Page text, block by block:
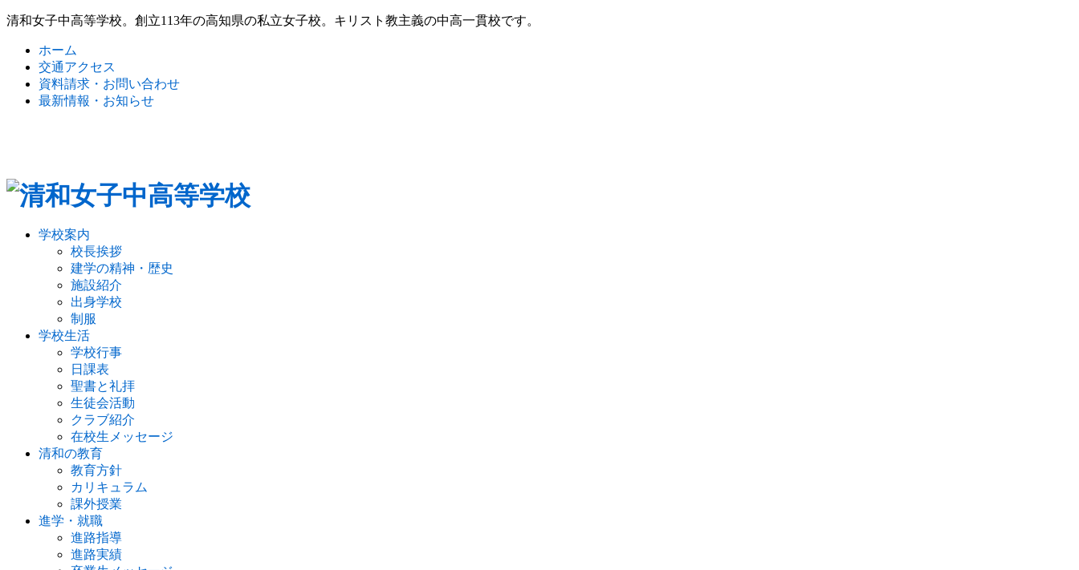
清和女子中高等学校。創立113年の高知県の私立女子校。キリスト教主義の中高一貫校です。
ホーム
交通アクセス
資料請求・お問い合わせ
最新情報・お知らせ
学校案内
校長挨拶
建学の精神・歴史
施設紹介
出身学校
制服
学校生活
学校行事
日課表
聖書と礼拝
生徒会活動
クラブ紹介
在校生メッセージ
清和の教育
教育方針
カリキュラム
課外授業
進学・就職
進路指導
進路実績